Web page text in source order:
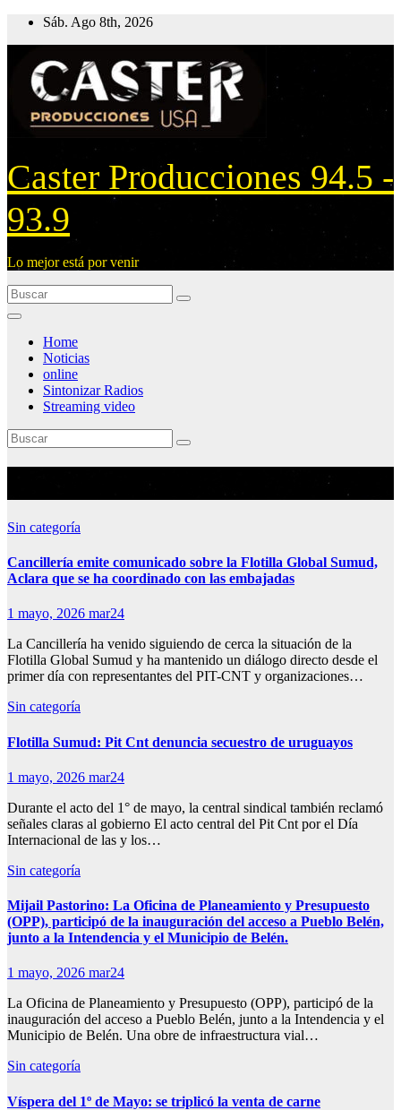
Sáb. Ago 8th, 2026
Caster Producciones 94.5 -
93.9
Lo mejor está por venir
Home
Noticias
online
Sintonizar Radios
Streaming video
Sin categoría
Cancillería emite comunicado sobre la Flotilla Global Sumud,
Aclara que se ha coordinado con las embajadas
1 mayo, 2026 mar24
La Cancillería ha venido siguiendo de cerca la situación de la
Flotilla Global Sumud y ha mantenido un diálogo directo desde el
primer día con representantes del PIT-CNT y organizaciones…
Sin categoría
Flotilla Sumud: Pit Cnt denuncia secuestro de uruguayos
1 mayo, 2026 mar24
Durante el acto del 1° de mayo, la central sindical también reclamó
señales claras al gobierno El acto central del Pit Cnt por el Día
Internacional de las y los…
Sin categoría
Mijail Pastorino: La Oficina de Planeamiento y Presupuesto
(OPP), participó de la inauguración del acceso a Pueblo Belén,
junto a la Intendencia y el Municipio de Belén.
1 mayo, 2026 mar24
La Oficina de Planeamiento y Presupuesto (OPP), participó de la
inauguración del acceso a Pueblo Belén, junto a la Intendencia y el
Municipio de Belén. Una obre de infraestructura vial…
Sin categoría
Víspera del 1º de Mayo: se triplicó la venta de carne